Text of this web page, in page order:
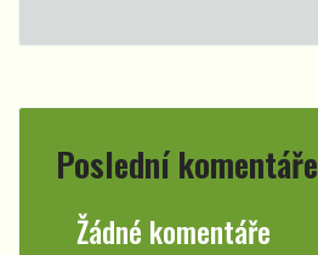
Poslední komentáře
Žádné komentáře